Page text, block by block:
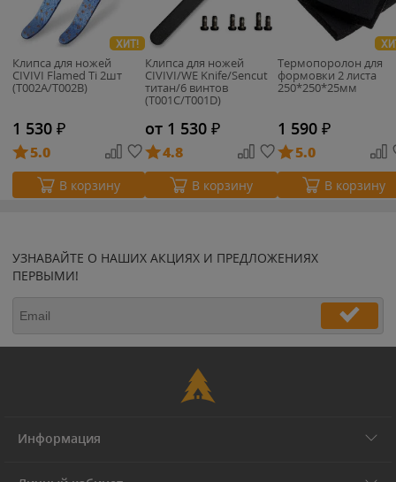
ХИТ!
Клипса для ножей
CIVIVI Flamed Ti 2шт
(T002A/T002B)
1 530 ₽
5.0
В корзину
Клипса для ножей
CIVIVI/WE Knife/Sencut
титан/6 винтов
(T001C/T001D)
от 1 530 ₽
4.8
В корзину
Термопоролон для
формовки 2 листа
250*250*25мм
1 590 ₽
5.0
В корзину
УЗНАВАЙТЕ О НАШИХ АКЦИЯХ И ПРЕДЛОЖЕНИЯХ
ПЕРВЫМИ!
Информация